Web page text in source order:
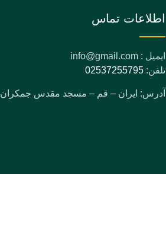
اطلاعات تماس
ایمیل : info@gmail.com
تلفن: 02537255795
آدرس: ایران – قم – مسجد مقدس جمکران